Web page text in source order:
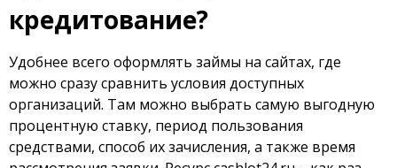
кредитование?
Удобнее всего оформлять займы на сайтах, где
можно сразу сравнить условия доступных
организаций. Там можно выбрать самую выгодную
процентную ставку, период пользования
средствами, способ их зачисления, а также время